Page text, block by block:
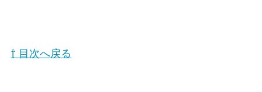
⇧ 目次へ戻る